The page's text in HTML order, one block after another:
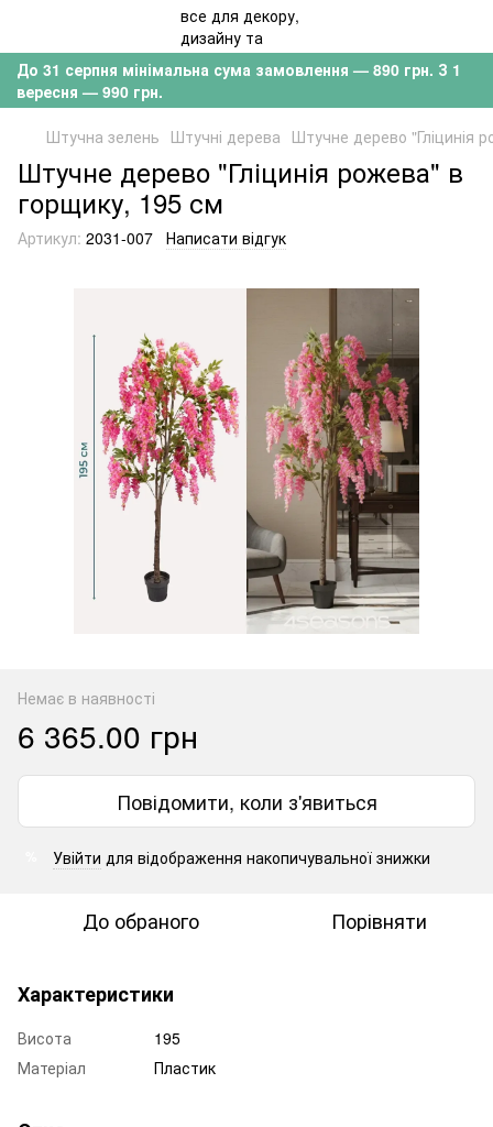
До 31 серпня мінімальна сума замовлення — 890 грн. З 1
вересня — 990 грн.
Штучна зелень Штучні дерева Штучне дерево "Гліцинія
Штучне дерево "Гліцинія рожева" в
горщику, 195 см
Артикул: 2031-007 Написати відгук
Немає в наявності
6 365.00 грн
Повідомити, коли з'явиться
Увійти для відображення накопичувальної знижки
До обраного Порівняти
Характеристики
Висота
195
Матеріал
Пластик